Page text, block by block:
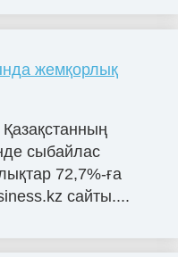
жемқорлық
сыбайлас
72,7%-ға
сайты....